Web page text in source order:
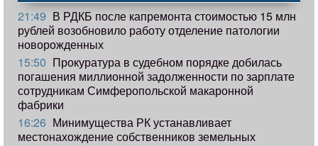
21:49 В РДКБ после капремонта стоимостью 15 млн
рублей возобновило работу отделение патологии
новорожденных
15:50 Прокуратура в судебном порядке добилась
погашения миллионной задолженности по зарплате
сотрудникам Симферопольской макаронной
фабрики
16:26 Минимущества РК устанавливает
местонахождение собственников земельных